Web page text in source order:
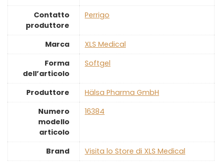
Contatto
produttore
‎Perrigo
Marca
‎XLS Medical
Forma
dell’articolo
‎Softgel
Produttore
‎Hälsa Pharma GmbH
Numero
modello
articolo
‎16384
Brand Visita lo Store di XLS Medical